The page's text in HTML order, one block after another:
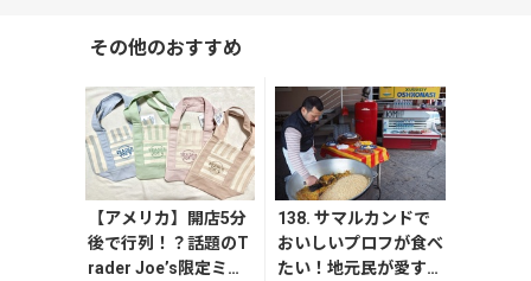
その他のおすすめ
【アメリカ】開店5分
後で行列！？話題のT
rader Joe’s限定ミニ
138. サマルカンドで
おいしいプロフが食べ
たい！地元民が愛する